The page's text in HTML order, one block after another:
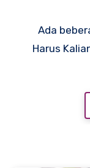
Ada
Harus